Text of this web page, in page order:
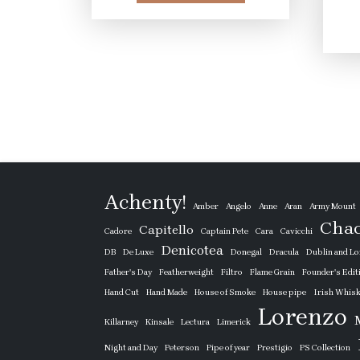
855 Ft.539 Ft.
Achenty! Amber Angelo Anne Aran Army Mount
Cadore Capitello Captain Pete Cara Cavicchi
DB
De Luxe Denicotea Donegal Dracula Dublin and
Father's Day
Featherweight Filtro Flame Grain Founder's
Hand Cut
Hand Made House of Smoke House pipe Irish
Killarney Kinsale Lectura Limerick Lorenzo
Night and Day Peterson Pipe of year Prestigio PS Collection